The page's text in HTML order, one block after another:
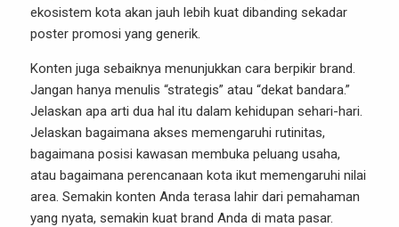
ekosistem kota akan jauh lebih kuat dibanding sekadar
poster promosi yang generik.
Konten juga sebaiknya menunjukkan cara berpikir brand.
Jangan hanya menulis “strategis” atau “dekat bandara.”
Jelaskan apa arti dua hal itu dalam kehidupan sehari-hari.
Jelaskan bagaimana akses memengaruhi rutinitas,
bagaimana posisi kawasan membuka peluang usaha,
atau bagaimana perencanaan kota ikut memengaruhi nilai
area. Semakin konten Anda terasa lahir dari pemahaman
yang nyata, semakin kuat brand Anda di mata pasar.